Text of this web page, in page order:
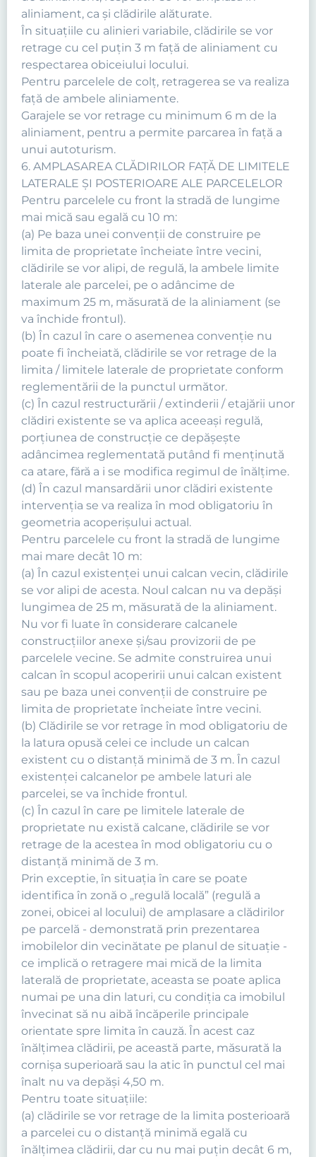
aliniament, ca şi clădirile alăturate.
În situaţiile cu alinieri variabile, clădirile se vor
retrage cu cel puţin 3 m faţă de aliniament cu
respectarea obiceiului locului.
Pentru parcelele de colţ, retragerea se va realiza
faţă de ambele aliniamente.
Garajele se vor retrage cu minimum 6 m de la
aliniament, pentru a permite parcarea în faţă a
unui autoturism.
6. AMPLASAREA CLĂDIRILOR FAŢĂ DE LIMITELE
LATERALE ŞI POSTERIOARE ALE PARCELELOR
Pentru parcelele cu front la stradă de lungime
mai mică sau egală cu 10 m:
(a) Pe baza unei convenţii de construire pe
limita de proprietate încheiate între vecini,
clădirile se vor alipi, de regulă, la ambele limite
laterale ale parcelei, pe o adâncime de
maximum 25 m, măsurată de la aliniament (se
va închide frontul).
(b) În cazul în care o asemenea convenţie nu
poate fi încheiată, clădirile se vor retrage de la
limita / limitele laterale de proprietate conform
reglementării de la punctul următor.
(c) În cazul restructurării / extinderii / etajării unor
clădiri existente se va aplica aceeaşi regulă,
porţiunea de construcţie ce depăşeşte
adâncimea reglementată putând fi menţinută
ca atare, fără a i se modifica regimul de înălţime.
(d) În cazul mansardării unor clădiri existente
intervenţia se va realiza în mod obligatoriu în
geometria acoperişului actual.
Pentru parcelele cu front la stradă de lungime
mai mare decât 10 m:
(a) În cazul existenţei unui calcan vecin, clădirile
se vor alipi de acesta. Noul calcan nu va depăşi
lungimea de 25 m, măsurată de la aliniament.
Nu vor fi luate în considerare calcanele
construcţiilor anexe şi/sau provizorii de pe
parcelele vecine. Se admite construirea unui
calcan în scopul acoperirii unui calcan existent
sau pe baza unei convenţii de construire pe
limita de proprietate încheiate între vecini.
(b) Clădirile se vor retrage în mod obligatoriu de
la latura opusă celei ce include un calcan
existent cu o distanţă minimă de 3 m. În cazul
existenţei calcanelor pe ambele laturi ale
parcelei, se va închide frontul.
(c) În cazul în care pe limitele laterale de
proprietate nu există calcane, clădirile se vor
retrage de la acestea în mod obligatoriu cu o
distanţă minimă de 3 m.
Prin exceptie, în situaţia în care se poate
identifica în zonă o „regulă locală” (regulă a
zonei, obicei al locului) de amplasare a clădirilor
pe parcelă - demonstrată prin prezentarea
imobilelor din vecinătate pe planul de situaţie -
ce implică o retragere mai mică de la limita
laterală de proprietate, aceasta se poate aplica
numai pe una din laturi, cu condiţia ca imobilul
învecinat să nu aibă încăperile principale
orientate spre limita în cauză. În acest caz
înălţimea clădirii, pe această parte, măsurată la
cornişa superioară sau la atic în punctul cel mai
înalt nu va depăşi 4,50 m.
Pentru toate situaţiile:
(a) clădirile se vor retrage de la limita posterioară
a parcelei cu o distanţă minimă egală cu
înălţimea clădirii, dar cu nu mai puţin decât 6 m,